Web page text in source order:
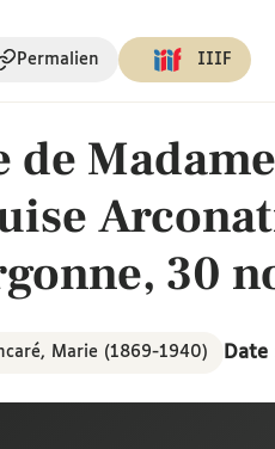
Permalien IIIF
de
30
Marie (1869-1940) Date